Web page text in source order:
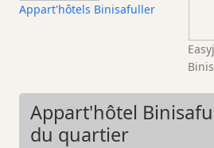
Appart'hôtels Binisafuller
Appart'hôtel
du quartier